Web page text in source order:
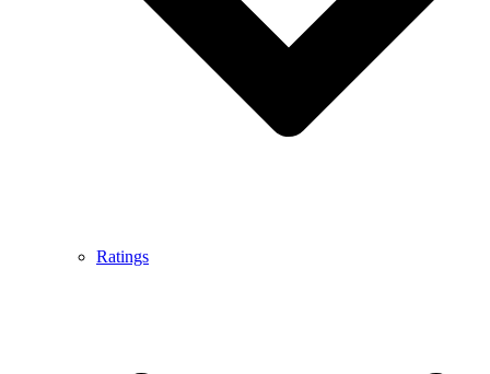
Ratings